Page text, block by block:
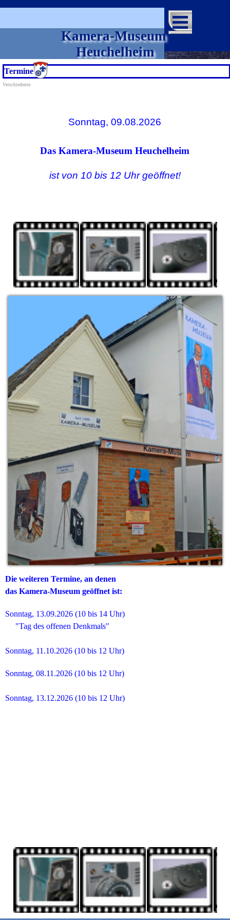
Kamera-Museum
Heuchelheim
Termine
Verschiedenes
Sonntag, 09.08.2026
Das Kamera-Museum Heuchelheim
ist von 10 bis 12 Uhr geöffnet!
Die weiteren Termine, an denen
das Kamera-Museum geöffnet ist:
Sonntag, 13.09.2026 (10 bis 14 Uhr)
"Tag des offenen Denkmals"
Sonntag, 11 .10.2026 (10 bis 12 Uhr)
Sonntag, 08.11.2026 (10 bis 12 Uhr)
Sonntag, 13.12.2026 (10 bis 12 Uhr)